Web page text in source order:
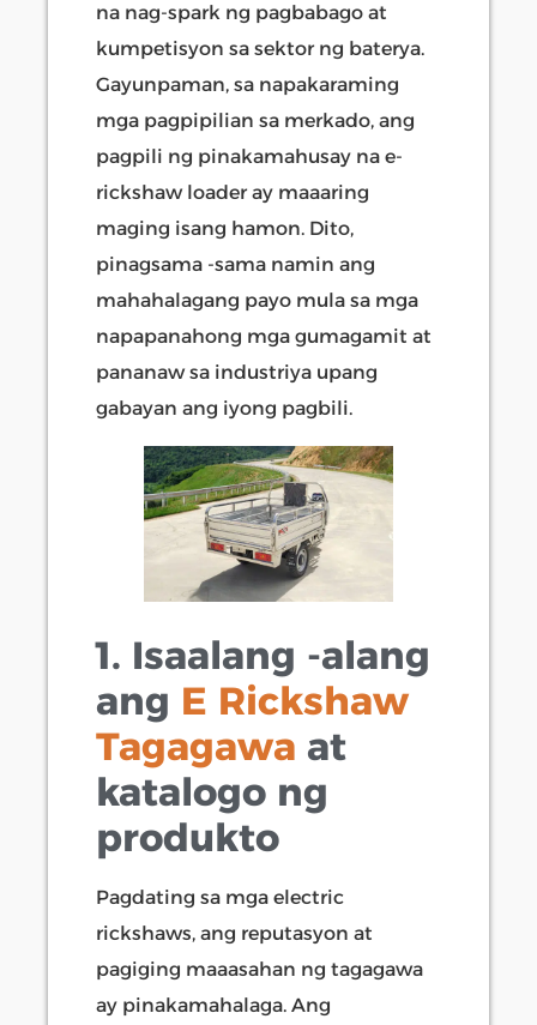
na nag-spark ng pagbabago at
kumpetisyon sa sektor ng baterya.
Gayunpaman, sa napakaraming
mga pagpipilian sa merkado, ang
pagpili ng pinakamahusay na e-
rickshaw loader ay maaaring
maging isang hamon. Dito,
pinagsama -sama namin ang
mahahalagang payo mula sa mga
napapanahong mga gumagamit at
pananaw sa industriya upang
gabayan ang iyong pagbili.
1. Isaalang -alang
ang E Rickshaw
Tagagawa at
katalogo ng
produkto
Pagdating sa mga electric
rickshaws, ang reputasyon at
pagiging maaasahan ng tagagawa
ay pinakamahalaga. Ang